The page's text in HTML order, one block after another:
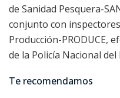
de Sanidad Pesquera-
conjunto con
Producción-PRODUCE,
de la Policía Nacional del
Te recomendamos